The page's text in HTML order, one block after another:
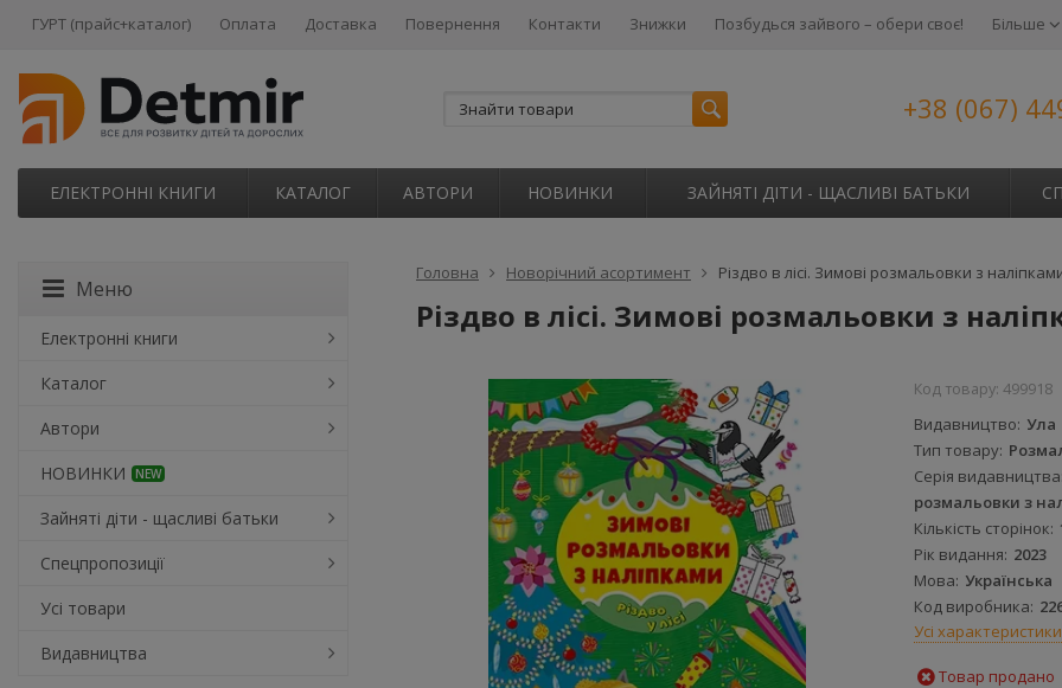
ГУРТ (прайс+каталог) Оплата Доставка Повернення Контакти Знижки Позбудься зайвого – обери своє! Більше
+38 (067)
ЕЛЕКТРОННІ КНИГИ КАТАЛОГ АВТОРИ НОВИНКИ ЗАЙНЯТІ ДІТИ - ЩАСЛИВІ БАТЬКИ
Головна Новорічний асортимент Різдво в лісі. Зимові розмальовки з
Різдво в лісі. Зимові розмальовки з
Код товару: 499918
Видавництво Ула
Тип товару
Серія видавництва
розмальовки з
Кількість сторінок
Рік видання 2023
Мова Українська
Код виробника
Усі характеристики
Товар продано
Меню
Електронні книги
Каталог
Автори
НОВИНКИ
NEW
Зайняті діти - щасливі батьки
Спецпропозиції
Усі товари
Видавництва